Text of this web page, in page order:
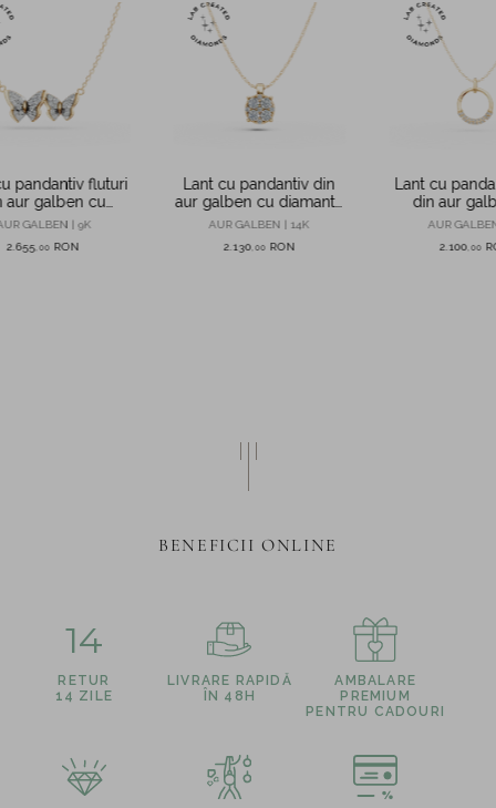
pandantiv fluturi
aur galben cu
de 0.2ct
in laborator
GALBEN | 9K
2.655 ,00 RON
Lant cu pandantiv din
aur galben cu diamante
de 0.15ct create in
AUR GALBEN | 14K
2.130 00 RON
Lant cu
din aur
diamante
AUR
2.100 00
BENEFICII ONLINE
14
RETUR
14 ZILE
LIVRARE RAPIDĂ
ÎN 48H
AMBALARE
PREMIUM
PENTRU CADOURI